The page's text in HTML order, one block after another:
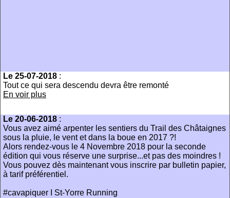
Le 25-07-2018 :
Tout ce qui sera descendu devra être remonté
En voir plus
Le 20-06-2018 :
Vous avez aimé arpenter les sentiers du Trail des Châtaignes
sous la pluie, le vent et dans la boue en 2017 ?!
Alors rendez-vous le 4 Novembre 2018 pour la seconde
édition qui vous réserve une surprise...et pas des moindres !
Vous pouvez dès maintenant vous inscrire par bulletin papier,
à tarif préférentiel.
#cavapiquer I St-Yorre Running